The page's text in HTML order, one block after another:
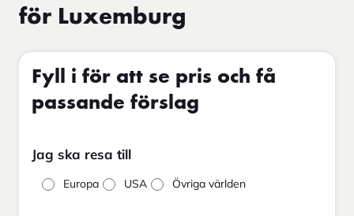
för Luxemburg
Fyll i för att se pris och få
passande förslag
Jag ska resa till
Europa USA Övriga världen